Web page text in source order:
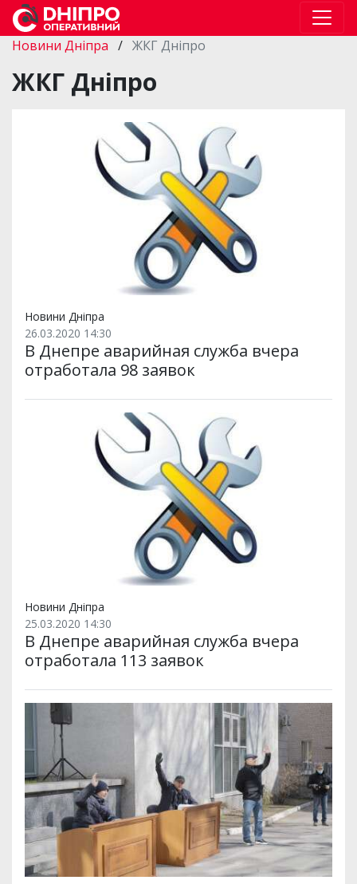
Новини Дніпра / ЖКГ Дніпро
ЖКГ Дніпро
Новини Дніпра
26.03.2020 14:30
В Днепре аварийная служба вчера
отработала 98 заявок
Новини Дніпра
25.03.2020 14:30
В Днепре аварийная служба вчера
отработала 113 заявок